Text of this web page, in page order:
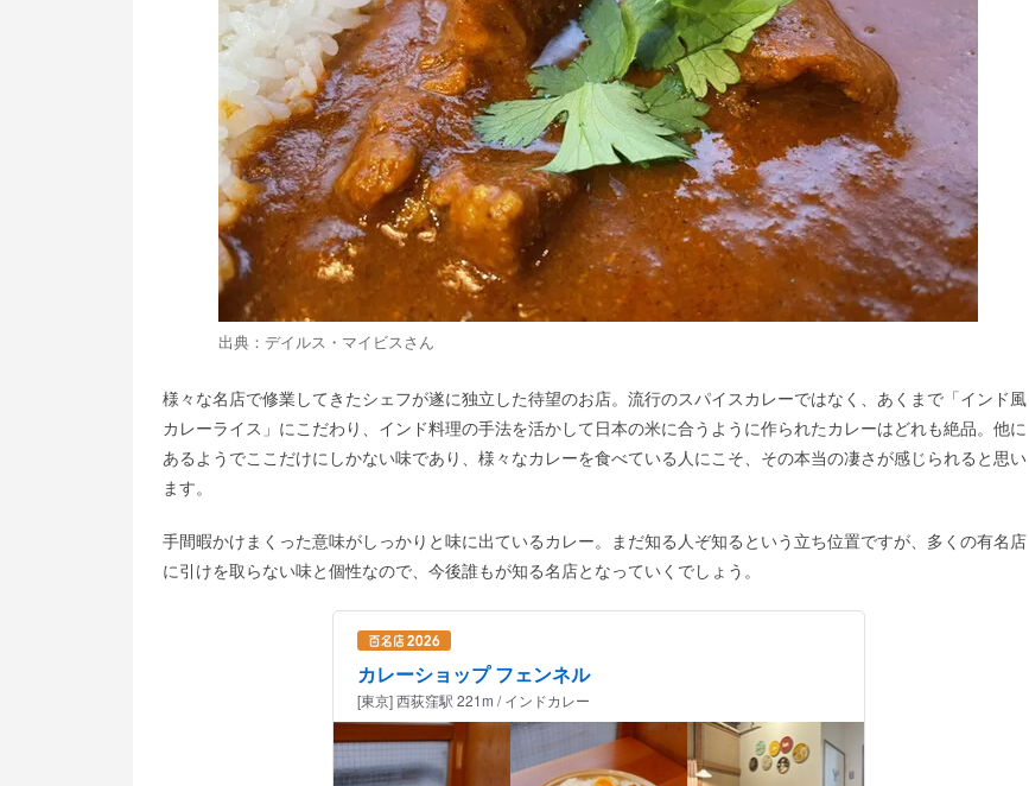
出典： デイルス・マイビス さん
様々な名店で修業してきたシェフが遂に独立した待望のお店。流行のスパイスカレーではなく、あくまで「インド風
カレーライス」にこだわり、インド料理の手法を活かして日本の米に合うように作られたカレーはどれも絶品。他に
あるようでここだけにしかない味であり、様々なカレーを食べている人にこそ、その本当の凄さが感じられると思い
ます。
手間暇かけまくった意味がしっかりと味に出ているカレー。まだ知る人ぞ知るという立ち位置ですが、多くの有名店
に引けを取らない味と個性なので、今後誰もが知る名店となっていくでしょう。
カレーショップ フェンネル
[東京] 西荻窪駅 221m / インドカレー